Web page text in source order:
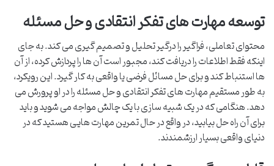
توسعه مهارت های تفکر انتقادی و حل مسئله
محتوای تعاملی، فراگیر را درگیر تحلیل و تصمیم گیری می کند. به جای
اینکه فقط اطلاعات را دریافت کند، مجبور است آن ها را پردازش کرده، از آن
ها استنباط کند و برای حل مسائل فرضی یا واقعی به کار گیرد. این رویکرد،
به طور مستقیم مهارت های تفکر انتقادی و حل مسئله را در او پرورش می
دهد. هنگامی که در یک شبیه سازی با یک چالش مواجه می شوید و باید
برای آن راه حل بیابید، در واقع در حال تمرین مهارت هایی هستید که در
دنیای واقعی بسیار ارزشمندند.